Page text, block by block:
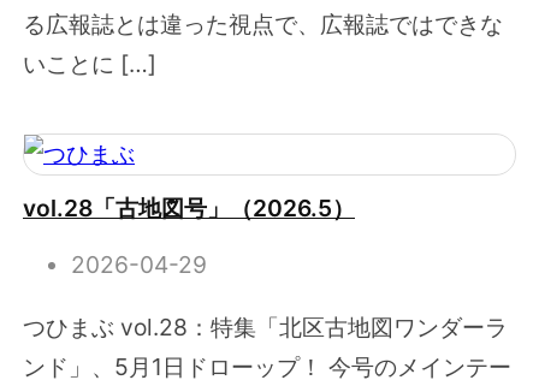
る広報誌とは違った視点で、広報誌ではできな
いことに […]
vol.28「古地図号」（2026.5）
2026-04-29
つひまぶ vol.28：特集「北区古地図ワンダーラ
ンド」、5月1日ドローップ！ 今号のメインテー